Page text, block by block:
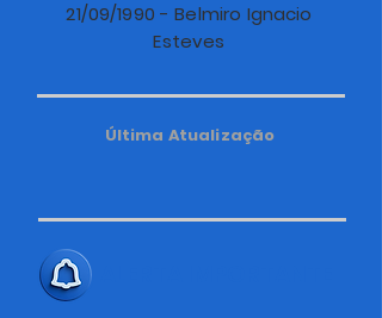
21/09/1990 - Belmiro Ignacio
Esteves
Última Atualização